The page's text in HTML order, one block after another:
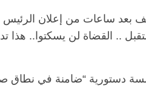
بعد ساعات من إعلان
.. القضاة لن يسكتوا.. هذا
دستورية “ضامنة في نطاق